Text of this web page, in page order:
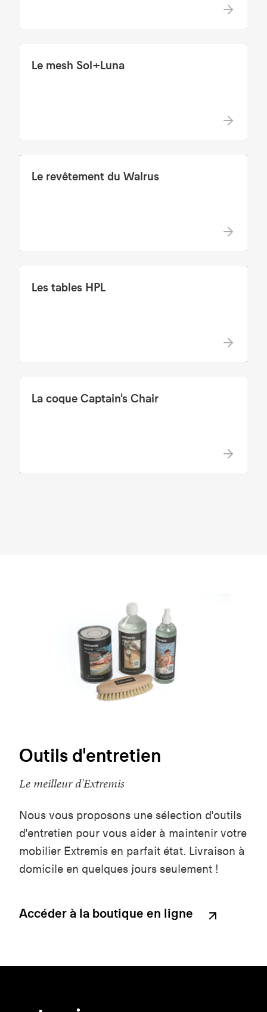
Le mesh Sol+Luna
Le revêtement du Walrus
Les tables HPL
La coque Captain's Chair
Outils d'entretien
Le meilleur d'Extremis
Nous vous proposons une sélection d'outils
d'entretien pour vous aider à maintenir votre
mobilier Extremis en parfait état. Livraison à
domicile en quelques jours seulement !
Accéder à la boutique en ligne